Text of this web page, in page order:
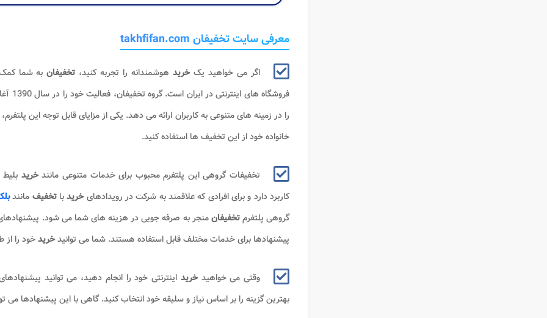
معرفی سایت تخفیفان takhfifan.com
اگر می خواهید یکخرید هوشمندانه را تجربه کنید، تخفیفان به شما
فروشگاه های اینترنتی در ایران است. گروه تخفیفان، فعالیت خود را در سال 1390 آغاز کرد. دلیل اصلی محبوبیت
را در زمینه های متنوعی به کاربران ارائه می دهد. یکی از مزایای قابل توجه این
خانواده خود از این تخفیف ها استفاده کنید.
تخفیفات گروهی این پلتفرم محبوب برای خدمات متنوعی مانندخرید
کاربرد دارد و برای افرادی که علاقمند به شرکت در رویدادهایخریدباتخفیف مانند
گروهی پلتفرمتخفیفانمنجر به صرفه جویی در هزینه های شما می شود.
پیشنهادها برای خدمات مختلف قابل استفاده هستند. شما می توانیدخریدخود را از
وقتی می خواهیدخرید اینترنتی خود را انجام دهید، می توانید
بهترین گزینه را بر اساس نیاز و سلیقه خود انتخاب کنید. گاهی با این پیشنهادها می توانید تا